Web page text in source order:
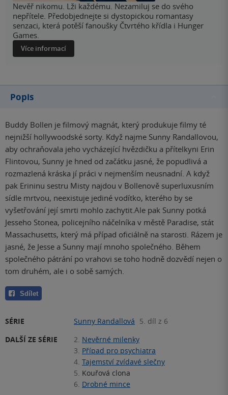
Nevěř nikomu. Lži každému. Nezamiluj se do svého
nepřítele. Předobjednejte si dystopickou romantasy
senzaci, která potěší fanoušky Čtvrtého křídla i Hunger
Games.
Více informací
Popis
Buddy Bollen je filmový magnát, který produkuje filmy té
nejnižší hollywoodské sorty. Když najme Sunny Randallovou,
aby ochraňovala jeho vycházející hvězdičku a přítelkyni Erin
Flintovou, Sunny je hned od začátku jasné, že popudlivá a
rozmazlená kráska jí práci v nejmenším neusnadní. A když
pak Erininu sestru Misty najdou v Bollenově superluxusním
sídle mrtvou, neexistuje jediné vodítko, kterého by se
vyšetřování její smrti mohlo zachytit.Ale pak Sunny potká
Jesseho Stonea, policejního náčelníka v městě Paradise, stát
Massachusetts, který má případ oficiálně na starosti. Rázem je
jasné, že Jesse a Sunny mají mnoho společného. Během
společného pátrání po vrahovi se toho hodně dozvědí nejen o
tom druhém, ale i o sobě samých.
Sdílet
SÉRIE Sunny Randallová 5. díl z 6
DALŠÍ ZE SÉRIE
2. Nevěrné milenky
3. Případ pro psychiatra
4. Tajemství zvídavé slečny
5. Kouřová clona
6. Drobné mince